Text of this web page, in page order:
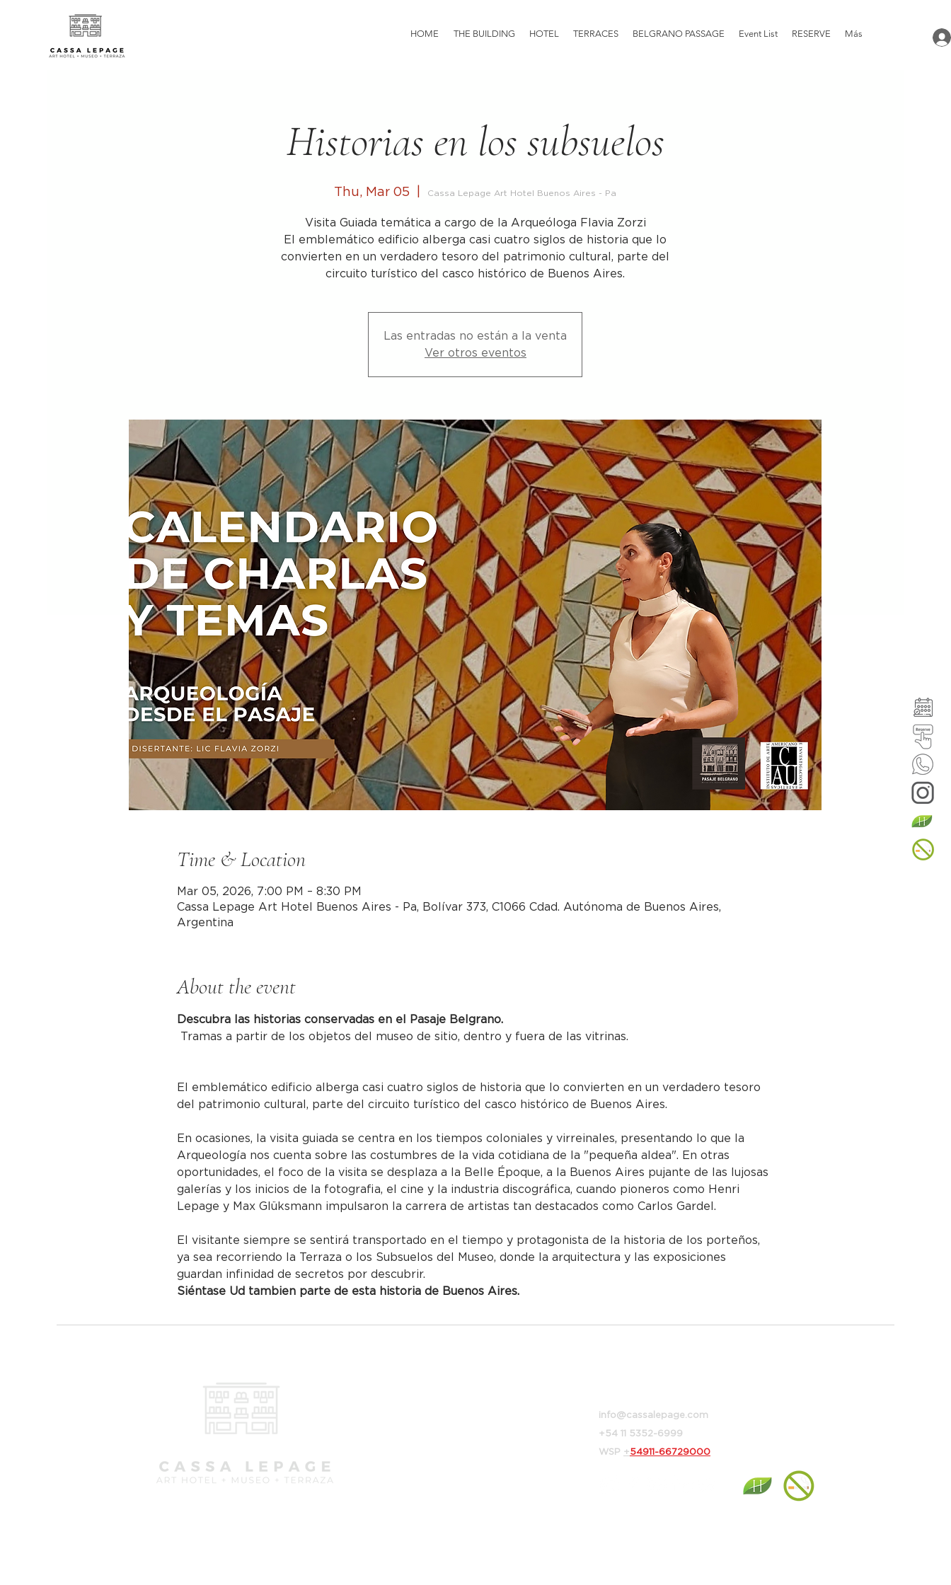
HOME THE BUILDING HOTEL TERRACES BELGRANO PASSAGE Event List RESERVE Más
Historias en los subsuelos
Thu, Mar 05 Cassa Lepage Art Hotel Buenos Aires - Pa
Visita Guiada temática a cargo de la Arqueóloga Flavia Zorzi
El emblemático edificio alberga casi cuatro siglos de historia que lo
convierten en un verdadero tesoro del patrimonio cultural, parte del
circuito turístico del casco histórico de Buenos Aires.
Las entradas no están a la venta
Ver otros eventos
Time & Location
Mar 05, 2026, 7:00 PM – 8:30 PM
Cassa Lepage Art Hotel Buenos Aires - Pa, Bolívar 373, C1066 Cdad. Autónoma de Buenos Aires,
Argentina
About the event
Descubra las historias conservadas en el Pasaje Belgrano.
Tramas a partir de los objetos del museo de sitio, dentro y fuera de las vitrinas.
El emblemático edificio alberga casi cuatro siglos de historia que lo convierten en un verdadero tesoro
del patrimonio cultural, parte del circuito turístico del casco histórico de Buenos Aires.
En ocasiones, la visita guiada se centra en los tiempos coloniales y virreinales, presentando lo que la
Arqueología nos cuenta sobre las costumbres de la vida cotidiana de la "pequeña aldea". En otras
oportunidades, el foco de la visita se desplaza a la Belle Époque, a la Buenos Aires pujante de las lujosas
galerías y los inicios de la fotografia, el cine y la industria discográfica, cuando pioneros como Henri
Lepage y Max Glüksmann impulsaron la carrera de artistas tan destacados como Carlos Gardel.
El visitante siempre se sentirá transportado en el tiempo y protagonista de la historia de los porteños,
ya sea recorriendo la Terraza o los Subsuelos del Museo, donde la arquitectura y las exposiciones
guardan infinidad de secretos por descubrir.
Siéntase Ud tambien parte de esta historia de Buenos Aires.
info@cassalepage.com
+54 11 5352-6999
WSP +54911-66729000